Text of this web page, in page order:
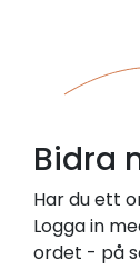
Bidra
Har du ett
Logga in
ordet - på